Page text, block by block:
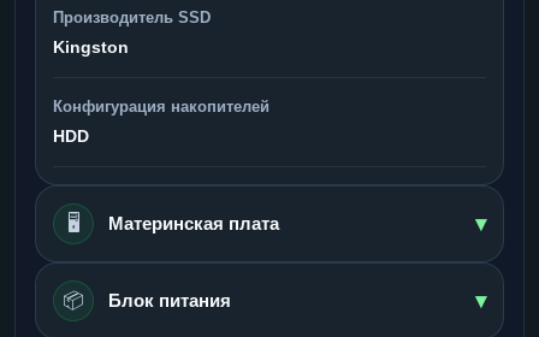
Производитель SSD
Kingston
Конфигурация накопителей
HDD
🖥️ Материнская плата ▾
📦 Блок питания ▾